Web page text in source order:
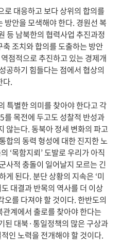
대응하고 보다 상위의 합의를
방안을 모색해야 한다. 경원선 복
등 남북한의 협력사업 추진과정
조치와 합의를 도출하는 방안
점적으로 추진하고 있는 경제개
공하기 힘들다는 점에서 협상의
다.
특별한 의미를 찾아야 한다고 각
목전에 두고도 성찰적 반성과
않는다. 동북아 정세 변화의 파고
합의 동력 형성에 대한 진지한 노
‘목함지뢰’ 도발로 우리가 아직
사적 충돌이 일어날지 모르는 긴
게 된다. 분단 상황의 지속은 ‘미
대결과 반목의 역사를 더 이상
오를 다져야 할 것이다. 한반도의
계에서 출로를 찾아야 한다는
된 대북·통일정책의 많은 구상과
인 노력을 전개해야 할 것이다.